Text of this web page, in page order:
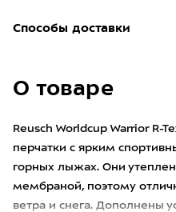
Способы доставки
О товаре
Reusch Worldcup Warrior R-
перчатки с ярким
горных лыжах. Они
мембраной, поэтому
ветра и снега. Дополнены